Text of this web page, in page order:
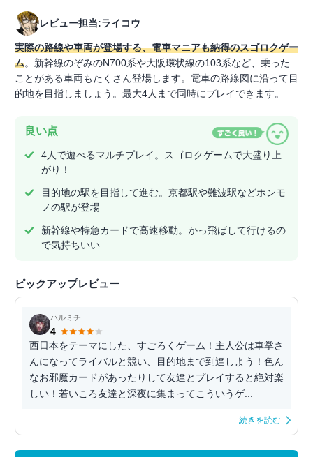
レビュー担当:ライコウ
実際の路線や車両が登場する、電車マニアも納得のスゴロクゲー
ム。新幹線のぞみのN700系や大阪環状線の103系など、乗った
ことがある車両もたくさん登場します。電車の路線図に沿って目
的地を目指しましょう。最大4人まで同時にプレイできます。
良い点
4人で遊べるマルチプレイ。スゴロクゲームで大盛り上
がり！
目的地の駅を目指して進む。京都駅や難波駅などホンモ
ノの駅が登場
新幹線や特急カードで高速移動。かっ飛ばして行けるの
で気持ちいい
ピックアップレビュー
ハルミチ
4
西日本をテーマにした、すごろくゲーム！主人公は車掌さ
んになってライバルと競い、目的地まで到達しよう！色ん
なお邪魔カードがあったりして友達とプレイすると絶対楽
しい！若いころ友達と深夜に集まってこういうゲ...
続きを読む